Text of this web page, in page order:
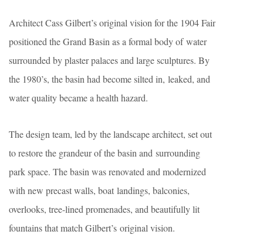
Architect Cass Gilbert’s original vision for the 1904 Fair
positioned the Grand Basin as a formal body of water
surrounded by plaster palaces and large sculptures. By
the 1980’s, the basin had become silted in, leaked, and
water quality became a health hazard.
The design team, led by the landscape architect, set out
to restore the grandeur of the basin and surrounding
park space. The basin was renovated and modernized
with new precast walls, boat landings, balconies,
overlooks, tree-lined promenades, and beautifully lit
fountains that match Gilbert’s original vision.